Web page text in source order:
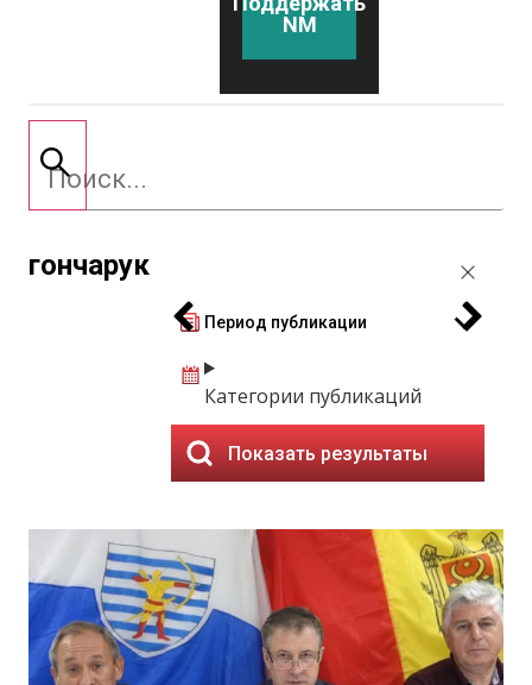
NM
гончарук
Период публикации
Категории публикаций
Показать результаты